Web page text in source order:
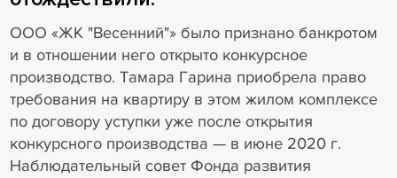
ООО «ЖК "Весенний"» было признано банкротом
и в отношении него открыто конкурсное
производство. Тамара Гарина приобрела право
требования на квартиру в этом жилом комплексе
по договору уступки уже после открытия
конкурсного производства — в июне 2020 г.
Наблюдательный совет Фонда развития